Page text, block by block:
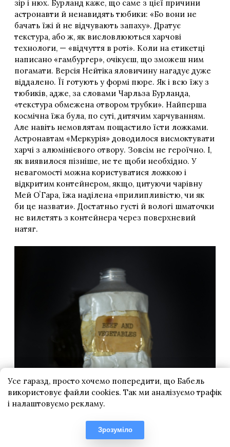
Усе гаразд, просто хочемо попередити, що Бабель
використовує файли cookies. Так ми аналізуємо трафік
і налаштовуємо рекламу.
Зрозуміло